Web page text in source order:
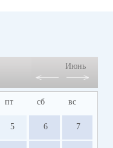
Июнь
пт сб вс
5 6 7